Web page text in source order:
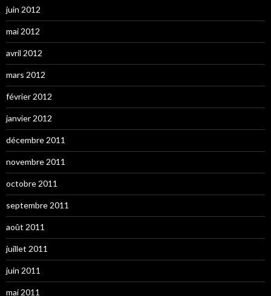
juin 2012
mai 2012
avril 2012
mars 2012
février 2012
janvier 2012
décembre 2011
novembre 2011
octobre 2011
septembre 2011
août 2011
juillet 2011
juin 2011
mai 2011